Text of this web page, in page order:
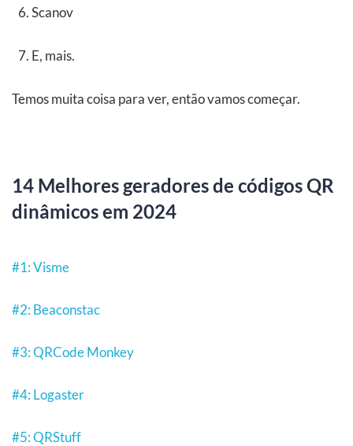
Scanov
E, mais.
Temos muita coisa para ver, então vamos começar.
14 Melhores geradores de códigos QR
dinâmicos em 2024
#1: Visme
#2: Beaconstac
#3: QRCode Monkey
#4: Logaster
#5: QRStuff